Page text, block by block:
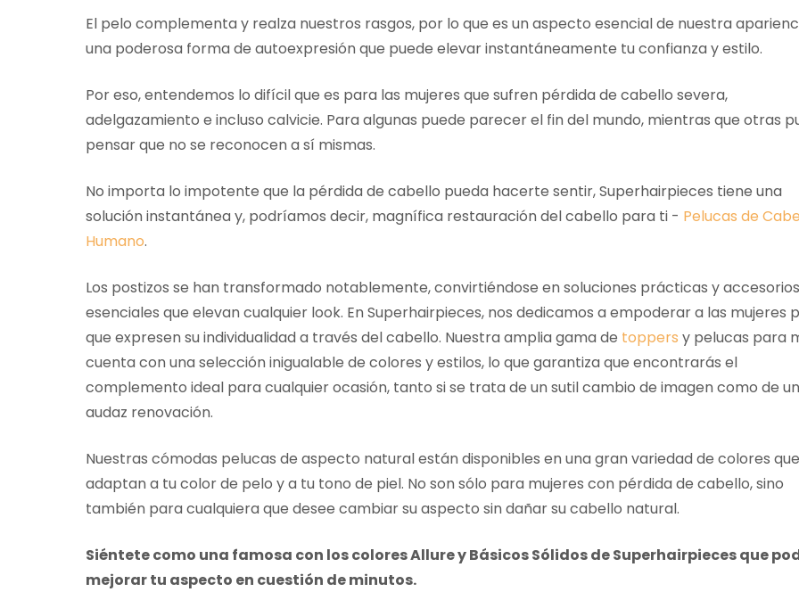
El pelo complementa y realza nuestros rasgos, por lo que es un aspecto esencial de nuestra
una poderosa forma de autoexpresión que puede elevar instantáneamente tu confianza y estilo.
Por eso, entendemos lo difícil que es para las mujeres que sufren pérdida de cabello severa,
adelgazamiento e incluso calvicie. Para algunas puede parecer el fin del mundo, mientras que otras
pensar que no se reconocen a sí mismas.
No importa lo impotente que la pérdida de cabello pueda hacerte sentir, Superhairpieces tiene una
solución instantánea y, podríamos decir, magnífica restauración del cabello para ti - Pelucas de
Humano.
Los postizos se han transformado notablemente, convirtiéndose en soluciones prácticas y accesorios
esenciales que elevan cualquier look. En Superhairpieces, nos dedicamos a empoderar a las mujeres
que expresen su individualidad a través del cabello. Nuestra amplia gama de toppers y pelucas para
cuenta con una selección inigualable de colores y estilos, lo que garantiza que encontrarás el
complemento ideal para cualquier ocasión, tanto si se trata de un sutil cambio de imagen como de
audaz renovación.
Nuestras cómodas pelucas de aspecto natural están disponibles en una gran variedad de colores
adaptan a tu color de pelo y a tu tono de piel. No son sólo para mujeres con pérdida de cabello, sino
también para cualquiera que desee cambiar su aspecto sin dañar su cabello natural.
Siéntete como una famosa con los colores Allure y Básicos Sólidos de Superhairpieces que
mejorar tu aspecto en cuestión de minutos.